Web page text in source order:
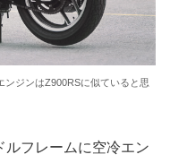
ンジンはZ900RSに似ていると思
ルフレームに空冷エン